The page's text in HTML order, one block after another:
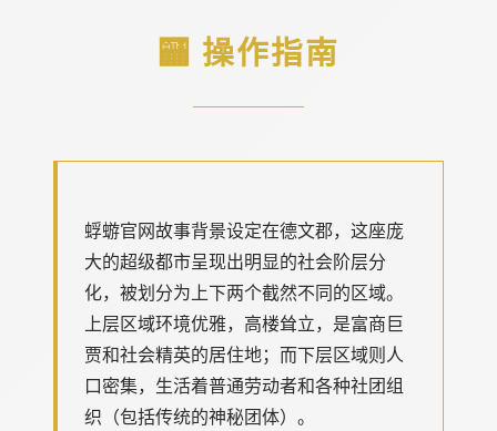
🏧 操作指南
蜉蝣官网故事背景设定在德文郡，这座庞
大的超级都市呈现出明显的社会阶层分
化，被划分为上下两个截然不同的区域。
上层区域环境优雅，高楼耸立，是富商巨
贾和社会精英的居住地；而下层区域则人
口密集，生活着普通劳动者和各种社团组
织（包括传统的神秘团体）。